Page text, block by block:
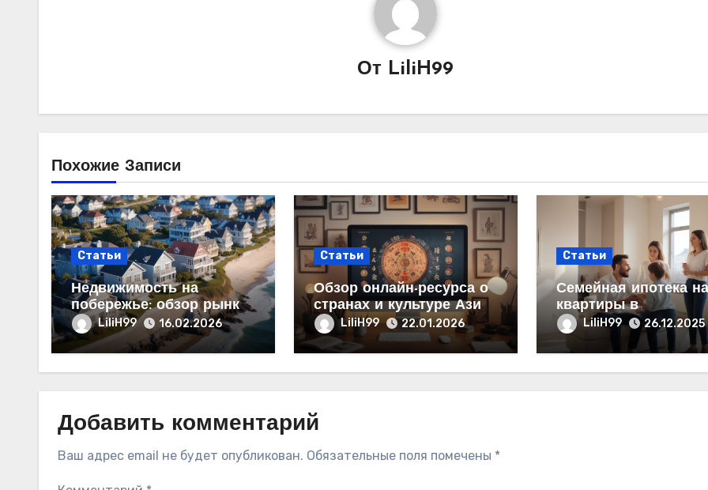
От LiliH99
Похожие Записи
Статьи
Недвижимость на
побережье: обзор рынка
продаж и цен
LiliH99 16.02.2026
Статьи
Обзор онлайн-ресурса о
странах и культуре Азии:
структура и содержание
LiliH99 22.01.2026
Статьи
Семейная ипотека на
квартиры в
новостройках с
от 6% от
LiliH99 26.12.2025
Добавить комментарий
Ваш адрес email не будет опубликован. Обязательные поля помечены *